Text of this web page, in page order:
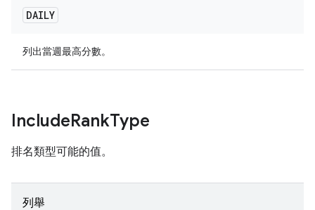
DAILY
列出當週最高分數。
IncludeRankType
排名類型可能的值。
列舉